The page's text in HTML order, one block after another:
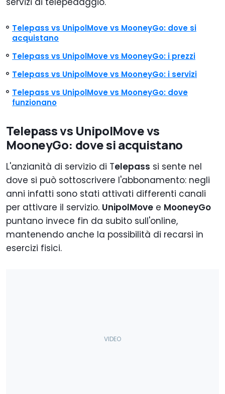
Telepass vs UnipolMove vs MooneyGo: dove si
acquistano
Telepass vs UnipolMove vs MooneyGo: i prezzi
Telepass vs UnipolMove vs MooneyGo: i servizi
Telepass vs UnipolMove vs MooneyGo: dove
funzionano
Telepass vs UnipolMove vs
MooneyGo: dove si acquistano
L'anzianità di servizio di Telepass si sente nel
dove si può sottoscrivere l'abbonamento: negli
anni infatti sono stati attivati differenti canali
per attivare il servizio. UnipolMove e MooneyGo
puntano invece fin da subito sull'online,
mantenendo anche la possibilità di recarsi in
esercizi fisici.